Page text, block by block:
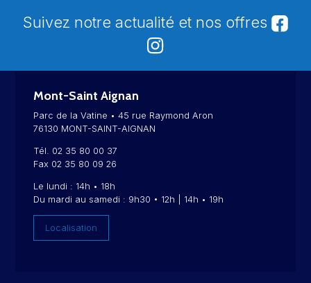
Suivez notre actualité et nos offres
Mont-Saint Aignan
Parc de la Vatine • 45 rue Raymond Aron
76130 MONT-SAINT-AIGNAN
Tél. 02 35 80 00 37
Fax 02 35 80 09 26
Le lundi : 14h • 18h
Du mardi au samedi : 9h30 • 12h | 14h • 19h
Localisation